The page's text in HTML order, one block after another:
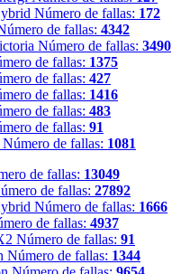
Número de fallas: 172
de fallas: 4342
Número de fallas: 3490
de fallas: 1375
de fallas: 427
de fallas: 1416
de fallas: 483
de fallas: 91
Número de fallas: 1081
de fallas: 13049
de fallas: 27892
Número de fallas: 1666
de fallas: 4937
Número de fallas: 91
Número de fallas: 1344